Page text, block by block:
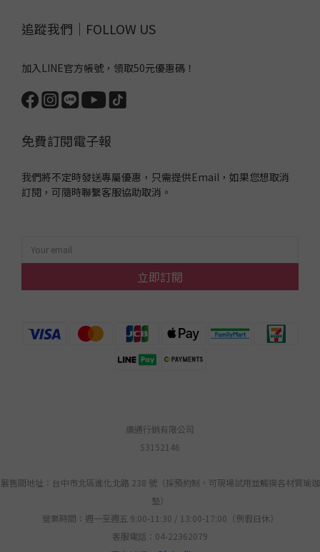
追蹤我們｜FOLLOW US
加入LINE官方帳號，領取50元優惠碼！
免費訂閱電子報
我們將不定時發送專屬優惠，只需提供Email，如果您想取消
訂閱，可隨時聯繫客服協助取消。
立即訂閱
廣通行銷有限公司
53152146
展售間地址：台中市北區進化北路 238 號（採預約制，可現場試用並觸摸各材質瑜珈
墊）
營業時間：週一至週五 9:00-11:30 / 13:00-17:00（例假日休）
客服電話：04-22362079